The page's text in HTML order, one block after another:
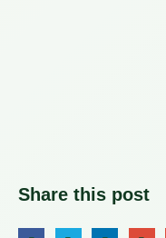
Share this post